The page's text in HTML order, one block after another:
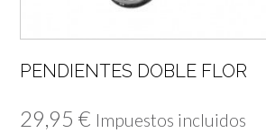
PENDIENTES DOBLE FLOR
29,95 € Impuestos incluidos